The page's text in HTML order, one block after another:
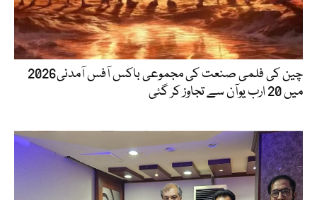
چین کی فلمی صنعت کی مجموعی باکس آفس آمدنی2026
میں 20 ارب یوآن سے تجاوز کر گئی